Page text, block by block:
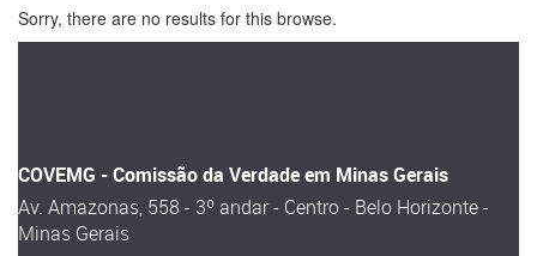
Sorry, there are no results for this browse.
COVEMG - Comissão da Verdade em Minas Gerais
Av. Amazonas, 558 - 3º andar - Centro - Belo Horizonte -
Minas Gerais